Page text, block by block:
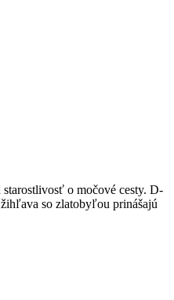
o močové cesty. D-
so zlatobyľou prinášajú